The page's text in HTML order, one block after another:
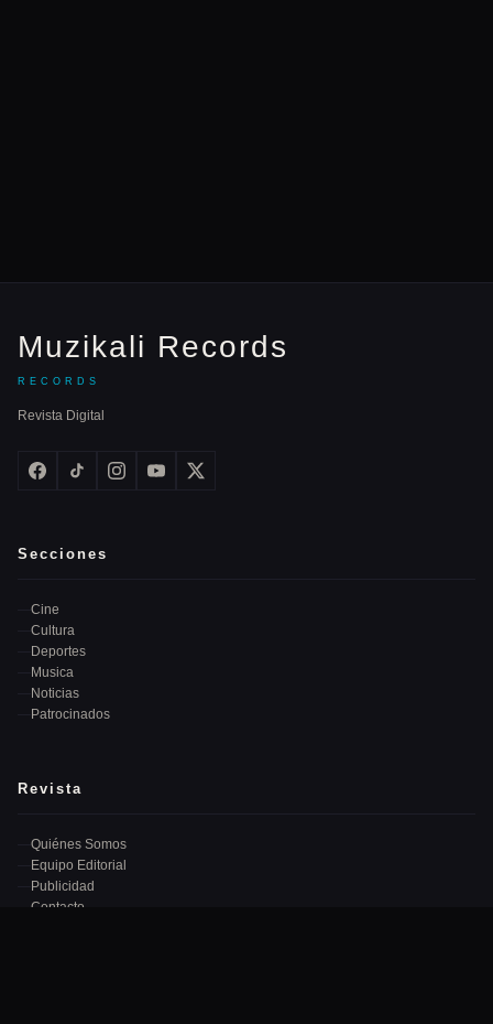
Muzikali Records
RECORDS
Revista Digital
Secciones
Cine
Cultura
Deportes
Musica
Noticias
Patrocinados
Revista
Quiénes Somos
Equipo Editorial
Publicidad
Contacto